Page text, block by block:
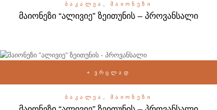
ᲑᲐᲙᲐᲚᲔᲐ ᲛᲐᲘᲝᲜᲔᲖᲘ
მაიონეზი “ალივიე” ზეითუნის – პროვანსალი
ᲕᲠᲪᲚᲐᲓ
ᲑᲐᲙᲐᲚᲔᲐ ᲛᲐᲘᲝᲜᲔᲖᲘ